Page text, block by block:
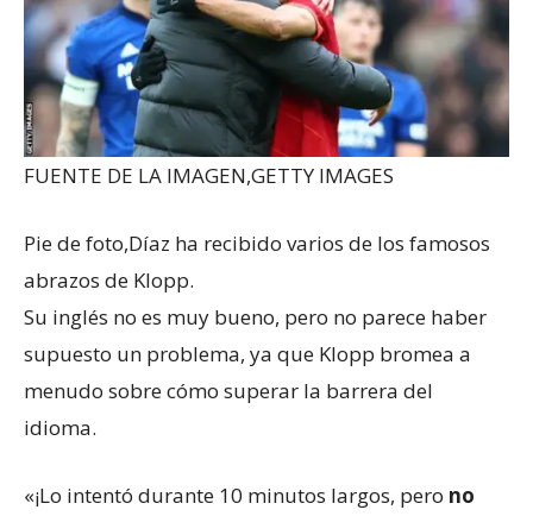
FUENTE DE LA IMAGEN,GETTY IMAGES
Pie de foto,Díaz ha recibido varios de los famosos
abrazos de Klopp.
Su inglés no es muy bueno, pero no parece haber
supuesto un problema, ya que Klopp bromea a
menudo sobre cómo superar la barrera del
idioma.
«¡Lo intentó durante 10 minutos largos, pero no